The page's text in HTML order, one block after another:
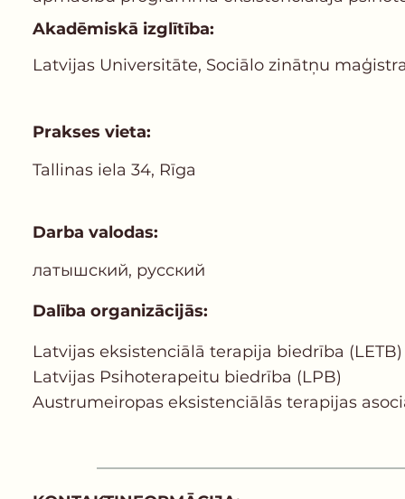
Akadēmiskā izglītība:
Latvijas Universitāte, Sociālo zinātņu
Prakses vieta:
Tallinas iela 34, Rīga
Darba valodas:
латышский, русский
Dalība organizācijās:
Latvijas еksistenciālā terapija biedrība (LETB)
Latvijas Psihoterapeitu biedrība (LPB)
Austrumeiropas eksistenciālās terapijas